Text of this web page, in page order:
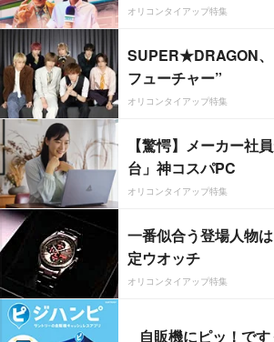
オリコンタイアップ特集
SUPER★DRAGON、
フューチャー”
オリコンタイアップ特集
【驚愕】メーカー社
台」神コスパPC
オリコンタイアップ特集
一番似合う登場人物
定ウオッチ
オリコンタイアップ特集
自販機にピッ！で